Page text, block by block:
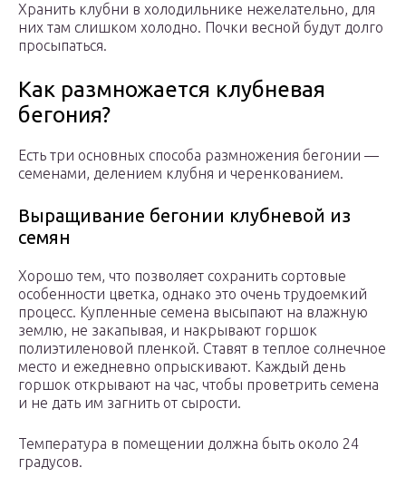
Хранить клубни в холодильнике нежелательно, для
них там слишком холодно. Почки весной будут долго
просыпаться.
Как размножается клубневая
бегония?
Есть три основных способа размножения бегонии —
семенами, делением клубня и черенкованием.
Выращивание бегонии клубневой из
семян
Хорошо тем, что позволяет сохранить сортовые
особенности цветка, однако это очень трудоемкий
процесс. Купленные семена высыпают на влажную
землю, не закапывая, и накрывают горшок
полиэтиленовой пленкой. Ставят в теплое солнечное
место и ежедневно опрыскивают. Каждый день
горшок открывают на час, чтобы проветрить семена
и не дать им загнить от сырости.
Температура в помещении должна быть около 24
градусов.